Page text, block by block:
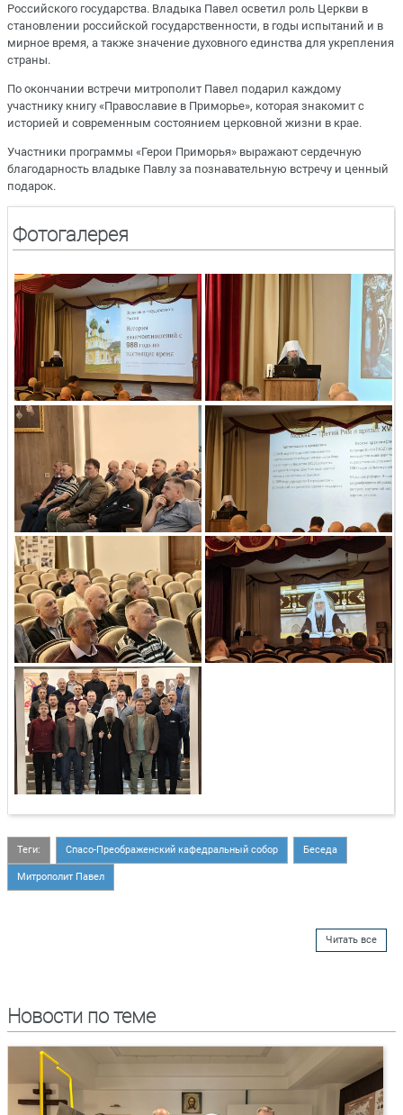
Российского государства. Владыка Павел осветил роль Церкви в
становлении российской государственности, в годы испытаний и в
мирное время, а также значение духовного единства для укрепления
страны.
По окончании встречи митрополит Павел подарил каждому
участнику книгу «Православие в Приморье», которая знакомит с
историей и современным состоянием церковной жизни в крае.
Участники программы «Герои Приморья» выражают сердечную
благодарность владыке Павлу за познавательную встречу и ценный
подарок.
Фотогалерея
Теги: Спасо-Преображенский кафедральный собор Беседа
Митрополит Павел
Читать все
Новости по теме